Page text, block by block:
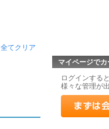
全てクリア
マイページでカ
ログインする
様々な管理が